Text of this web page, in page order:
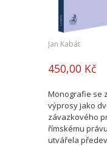
Jan Kabát
450,00 Kč
Monografie se
výprosy jako
závazkového
římskému
utvářela